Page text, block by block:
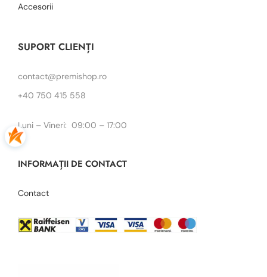
Accesorii
SUPORT CLIENȚI
contact@premishop.ro
+40 750 415 558
Luni – Vineri: 09:00 – 17:00
INFORMAȚII DE CONTACT
Contact